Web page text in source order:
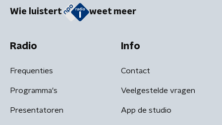
Wie luistert weet meer
Radio
Frequenties
Programma's
Presentatoren
Info
Contact
Veelgestelde vragen
App de studio